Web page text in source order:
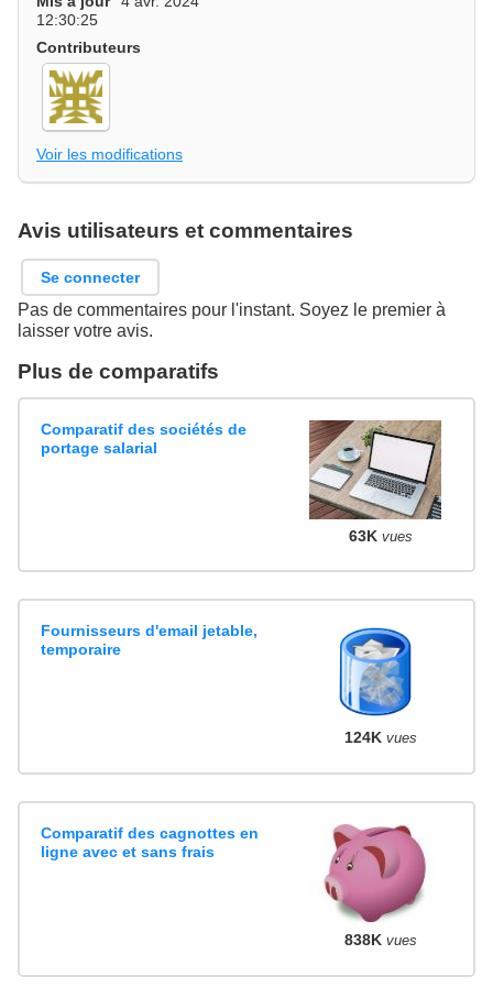
12:30:25
Contributeurs
Voir les modifications
Avis utilisateurs et commentaires
Se connecter
Pas de commentaires pour l'instant. Soyez le premier à
laisser votre avis.
Plus de comparatifs
Comparatif des sociétés de
portage salarial
63K vues
Fournisseurs d'email jetable,
temporaire
124K vues
Comparatif des cagnottes en
ligne avec et sans frais
838K vues